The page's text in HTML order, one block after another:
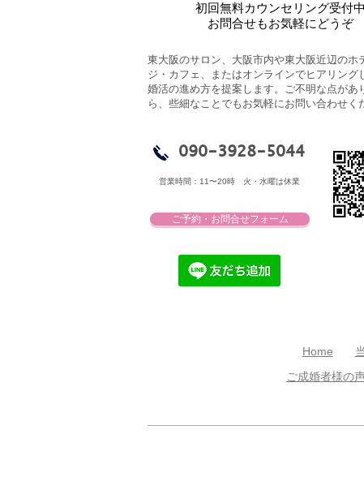
初回無料カウンセリング受付中
お問合せもお気軽にどうぞ
東大阪のサロン、大阪市内や東大阪近辺のホ
ジ・カフェ、またはオンラインでヒアリング
婚活の進め方を提案します。ご不明な点があ
ら、些細なことでもお気軽にお問い合わせく
090-3928-5044
営業時間：11〜20時​ 火・水曜は休業
ご予約・お問合せフォーム
Home
ご成婚者様の